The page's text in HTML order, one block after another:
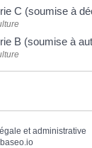
C (soumise à
B (soumise à
et administrative
baseo.io